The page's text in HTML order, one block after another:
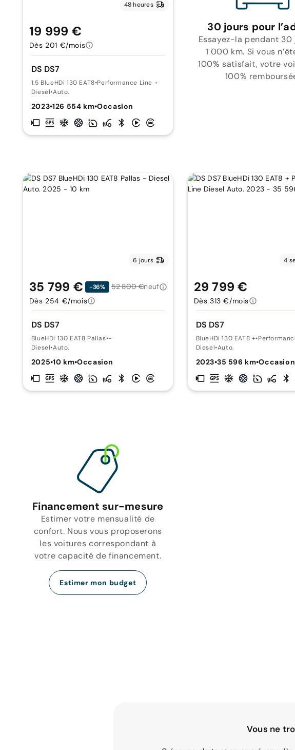
48 heures
DS DS7
1.5 BlueHDi 130 EAT8•Performance Line +
Diesel•Auto.
2023•126 554 km•Occasion
19 999 €
Dès 201 €/mois
30 jours pour
Essayez-la pendant 30
1 000 km. Si vous
100% satisfait, votre
100%
6 jours
DS DS7
BlueHDi 130 EAT8 Pallas•-
Diesel•Auto.
2025•10 km•Occasion
35 799 € -36% 52 800 €neuf
Dès 254 €/mois
4
DS DS7
BlueHDi 130 EAT8 +•
Diesel•Auto.
2023•35 596 km•Occasion
29 799 €
Dès 313 €/mois
Financement sur-mesure
Estimer votre mensualité de
confort. Nous vous proposerons
les voitures correspondant à
votre capacité de financement.
Estimer mon budget
Vous ne